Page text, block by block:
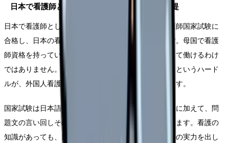
日本で看護師として働くには国家試験合格が前提
日本で看護師として働くには、原則として日本の看護師国家試験に
合格し、日本の看護師免許を取得する必要があります。母国で看護
師資格を持っていても、それだけで日本の看護師として働けるわけ
ではありません。この「もう一度国家試験を受ける」というハード
ルが、外国人看護師にとって最初の大きな壁になります。
国家試験は日本語で出題され、医療・看護の専門用語に加えて、問
題文の言い回しそのものが母語話者向けに書かれています。看護の
知識があっても、日本語の読解で時間を取られ、本来の実力を出し